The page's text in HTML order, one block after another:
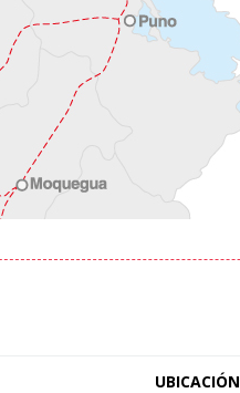
UBICACIÓN